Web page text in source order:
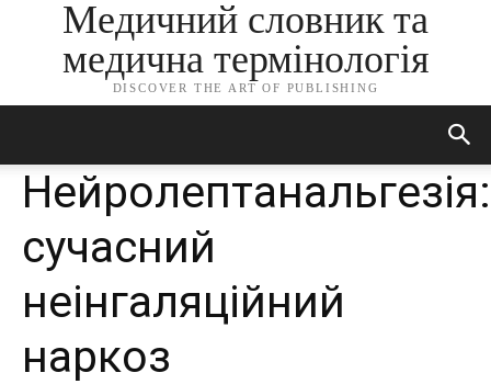
Медичний словник та
медична термінологія
DISCOVER THE ART OF PUBLISHING
Нейролептанальгезія:
сучасний
неінгаляційний
наркоз